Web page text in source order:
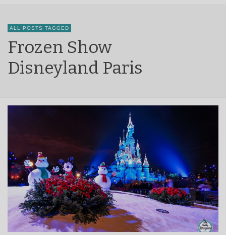
ALL POSTS TAGGED
Frozen Show
Disneyland Paris